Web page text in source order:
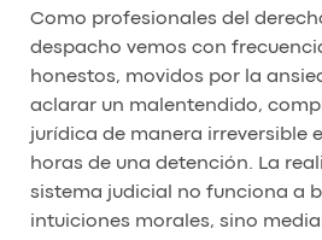
Como profesionales del
despacho vemos con
honestos, movidos por la
aclarar un malentendido,
jurídica de manera irreversible
horas de una detención. La
sistema judicial no funciona a
intuiciones morales, sino